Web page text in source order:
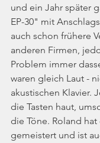
und ein Jahr später
EP-30" mit
auch schon frühere
anderen Firmen,
Problem immer
waren gleich Laut -
akustischen Klavier.
die Tasten haut,
die Töne. Roland
gemeistert und ist